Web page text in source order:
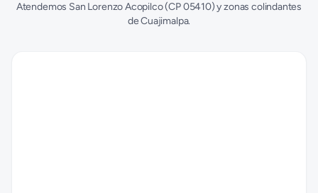
Atendemos San Lorenzo Acopilco(CP05410) y zonas colindantes
deCuajimalpa.